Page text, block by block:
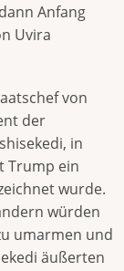
Anfang
Uvira
von
der
in
Trump ein
wurde.
würden
umarmen und
äußerten